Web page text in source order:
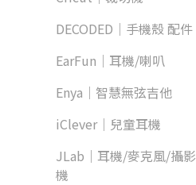
DECODED｜手機殼 配件
EarFun｜耳機/喇叭
Enya｜智慧無弦吉他
iClever｜兒童耳機
JLab｜耳機/麥克風/攝影
機